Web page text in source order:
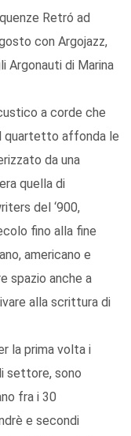
Retró ad
con Argojazz,
Argonauti di Marina
a corde che
quartetto affonda le
da una
quella di
del ‘900,
fino alla fine
americano e
spazio anche a
alla scrittura di
la prima volta i
settore, sono
fra i 30
e secondi